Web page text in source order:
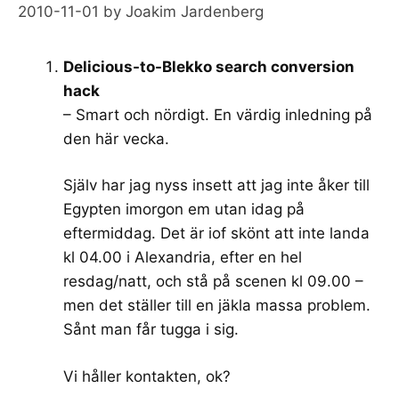
2010-11-01 by Joakim Jardenberg
Delicious-to-Blekko search conversion
hack
– Smart och nördigt. En värdig inledning på
den här vecka.
Själv har jag nyss insett att jag inte åker till
Egypten imorgon em utan idag på
eftermiddag. Det är iof skönt att inte landa
kl 04.00 i Alexandria, efter en hel
resdag/natt, och stå på scenen kl 09.00 –
men det ställer till en jäkla massa problem.
Sånt man får tugga i sig.
Vi håller kontakten, ok?